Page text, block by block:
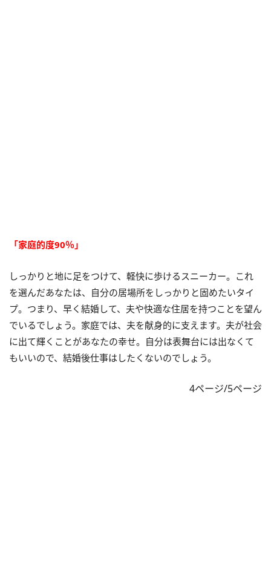
「家庭的度90％」
しっかりと地に足をつけて、軽快に歩けるスニーカー。これ
を選んだあなたは、自分の居場所をしっかりと固めたいタイ
プ。つまり、早く結婚して、夫や快適な住居を持つことを望ん
でいるでしょう。家庭では、夫を献身的に支えます。夫が社会
に出て輝くことがあなたの幸せ。自分は表舞台には出なくて
もいいので、結婚後仕事はしたくないのでしょう。
4ページ/5ページ